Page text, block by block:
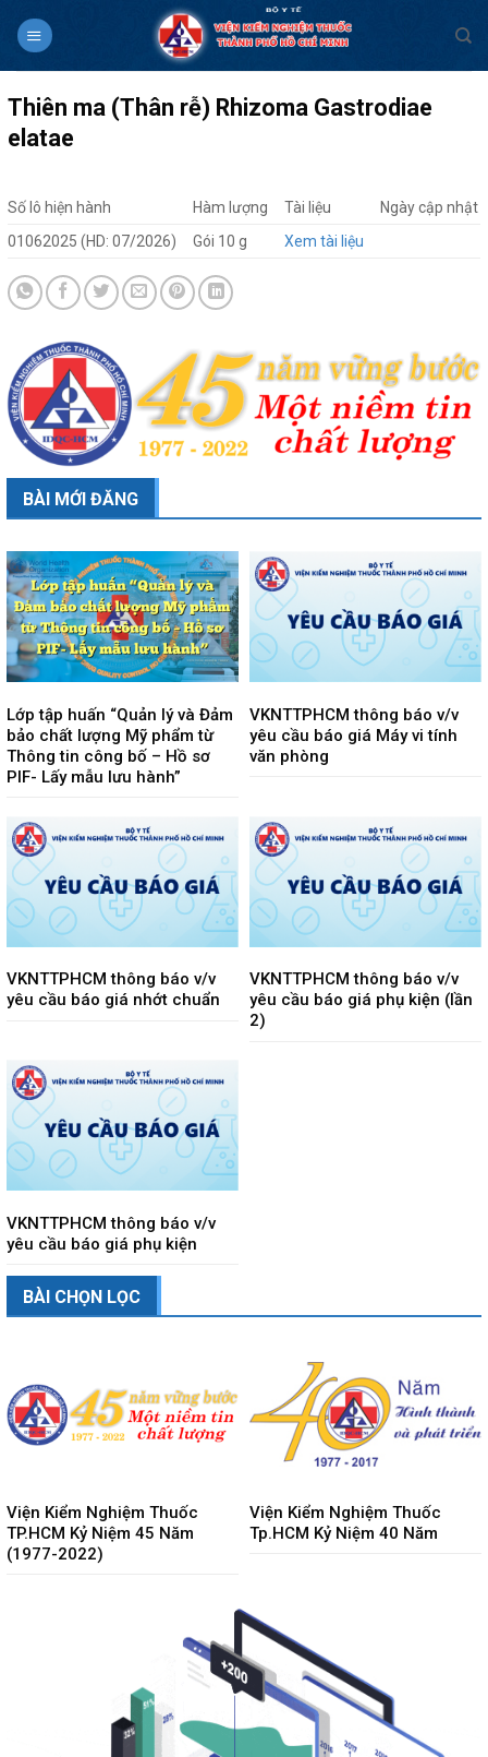
Thiên ma (Thân rễ) Rhizoma Gastrodiae
elatae
Số lô hiện hành Hàm lượng Tài liệu
Ngày cập nhật
01062025 (HD: 07/2026)
Gói 10 g Xem tài liệu
BÀI MỚI ĐĂNG
Lớp tập huấn “Quản lý và Đảm
bảo chất lượng Mỹ phẩm từ
Thông tin công bố – Hồ sơ
PIF- Lấy mẫu lưu hành”
VKNTTPHCM thông báo v/v
yêu cầu báo giá Máy vi tính
văn phòng
VKNTTPHCM thông báo v/v
yêu cầu báo giá nhớt chuẩn
VKNTTPHCM thông báo v/v
yêu cầu báo giá phụ kiện (lần
2)
VKNTTPHCM thông báo v/v
yêu cầu báo giá phụ kiện
BÀI CHỌN LỌC
Viện Kiểm Nghiệm Thuốc
TP.HCM Kỷ Niệm 45 Năm
(1977-2022)
Viện Kiểm Nghiệm Thuốc
Tp.HCM Kỷ Niệm 40 Năm